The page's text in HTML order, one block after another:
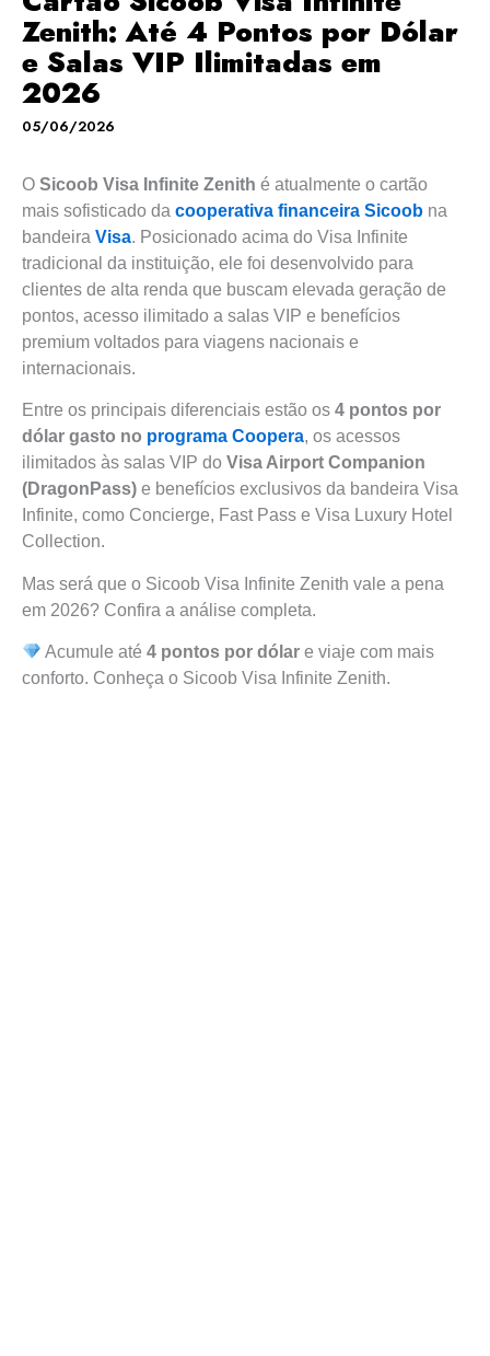
Zenith: Até 4 Pontos por Dólar
e Salas VIP Ilimitadas em
2026
05/06/2026
O Sicoob Visa Infinite Zenith é atualmente o cartão
mais sofisticado da cooperativa financeira Sicoob na
bandeira Visa. Posicionado acima do Visa Infinite
tradicional da instituição, ele foi desenvolvido para
clientes de alta renda que buscam elevada geração de
pontos, acesso ilimitado a salas VIP e benefícios
premium voltados para viagens nacionais e
internacionais.
Entre os principais diferenciais estão os 4 pontos por
dólar gasto no programa Coopera, os acessos
ilimitados às salas VIP do Visa Airport Companion
(DragonPass) e benefícios exclusivos da bandeira Visa
Infinite, como Concierge, Fast Pass e Visa Luxury Hotel
Collection.
Mas será que o Sicoob Visa Infinite Zenith vale a pena
em 2026? Confira a análise completa.
Acumule até4 pontos por dólar e viaje com mais
conforto. Conheça o Sicoob Visa Infinite Zenith.